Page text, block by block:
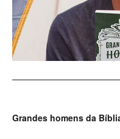
Grandes homens da